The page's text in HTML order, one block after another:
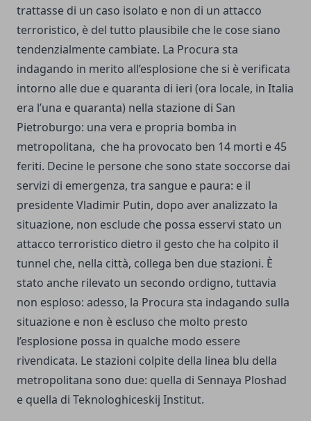
trattasse di un caso isolato e non di un attacco
terroristico, è del tutto plausibile che le cose siano
tendenzialmente cambiate. La Procura sta
indagando in merito all’esplosione che si è verificata
intorno alle due e quaranta di ieri (ora locale, in Italia
era l’una e quaranta) nella stazione di San
Pietroburgo: una vera e propria bomba in
metropolitana, che ha provocato ben 14 morti e 45
feriti. Decine le persone che sono state soccorse dai
servizi di emergenza, tra sangue e paura: e il
presidente Vladimir Putin, dopo aver analizzato la
situazione, non esclude che possa esservi stato un
attacco terroristico dietro il gesto che ha colpito il
tunnel che, nella città, collega ben due stazioni. È
stato anche rilevato un secondo ordigno, tuttavia
non esploso: adesso, la Procura sta indagando sulla
situazione e non è escluso che molto presto
l’esplosione possa in qualche modo essere
rivendicata. Le stazioni colpite della linea blu della
metropolitana sono due: quella di Sennaya Ploshad
e quella di Teknologhiceskij Institut.